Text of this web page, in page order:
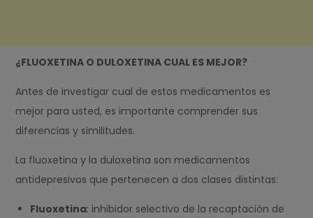
¿FLUOXETINA O DULOXETINA CUAL ES MEJOR?
Antes de investigar cual de estos medicamentos es
mejor para usted, es importante comprender sus
diferencias y similitudes.
La fluoxetina y la duloxetina son medicamentos
antidepresivos que pertenecen a dos clases distintas:
Fluoxetina: inhibidor selectivo de la recaptación de